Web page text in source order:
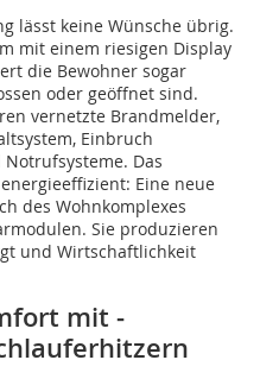
lässt keine Wünsche übrig.
mit einem riesigen Display
die Bewohner sogar
oder geöffnet sind.
vernetzte Brandmelder,
Einbruch
Das
Eine neue
des Wohnkomplexes
Sie produzieren
und Wirtschaftlichkeit
mit